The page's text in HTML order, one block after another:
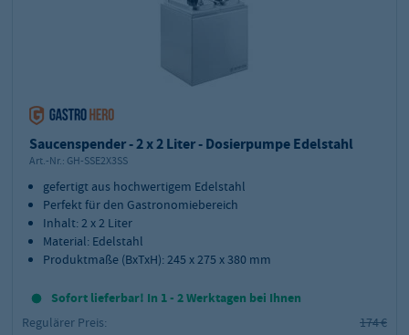
Saucenspender - 2 x 2 Liter - Dosierpumpe Edelstahl
Art.-Nr.: GH-SSE2X3SS
gefertigt aus hochwertigem Edelstahl
Perfekt für den Gastronomiebereich
Inhalt: 2 x 2 Liter
Material: Edelstahl
Produktmaße (BxTxH): 245 x 275 x 380 mm
Sofort lieferbar! In 1 - 2 Werktagen bei Ihnen
Regulärer Preis:
174 €